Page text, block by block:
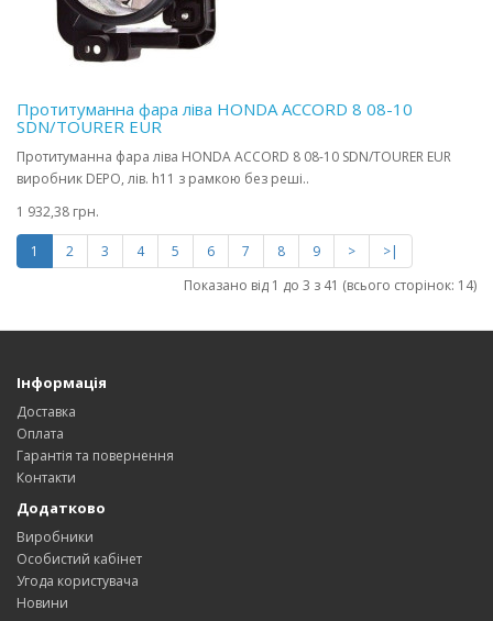
Протитуманна фара ліва HONDA ACCORD 8 08-10
SDN/TOURER EUR
Протитуманна фара ліва HONDA ACCORD 8 08-10 SDN/TOURER EUR
виробник DEPO, лів. h11 з рамкою без реші..
1 932,38 грн.
1 2 3 4 5 6 7 8 9 >
>|
Показано від 1 до 3 з 41 (всього сторінок: 14)
Інформація
Доставка
Оплата
Гарантія та повернення
Контакти
Додатково
Виробники
Особистий кабінет
Угода користувача
Новини